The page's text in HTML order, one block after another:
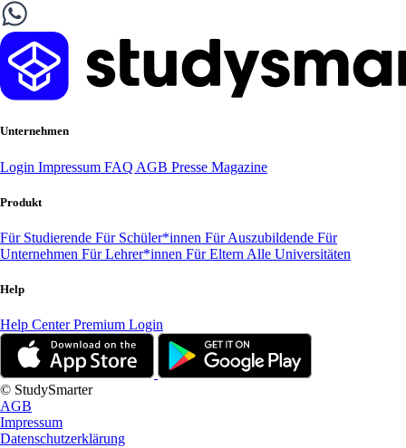
Unternehmen
Login Impressum FAQ AGB Presse Magazine
Produkt
Für Studierende Für Schüler*innen Für Auszubildende Für
Unternehmen Für Lehrer*innen Für Eltern Alle Universitäten
Help
Help CenterPremium Login
© StudySmarter
AGB
Impressum
Datenschutzerklärung